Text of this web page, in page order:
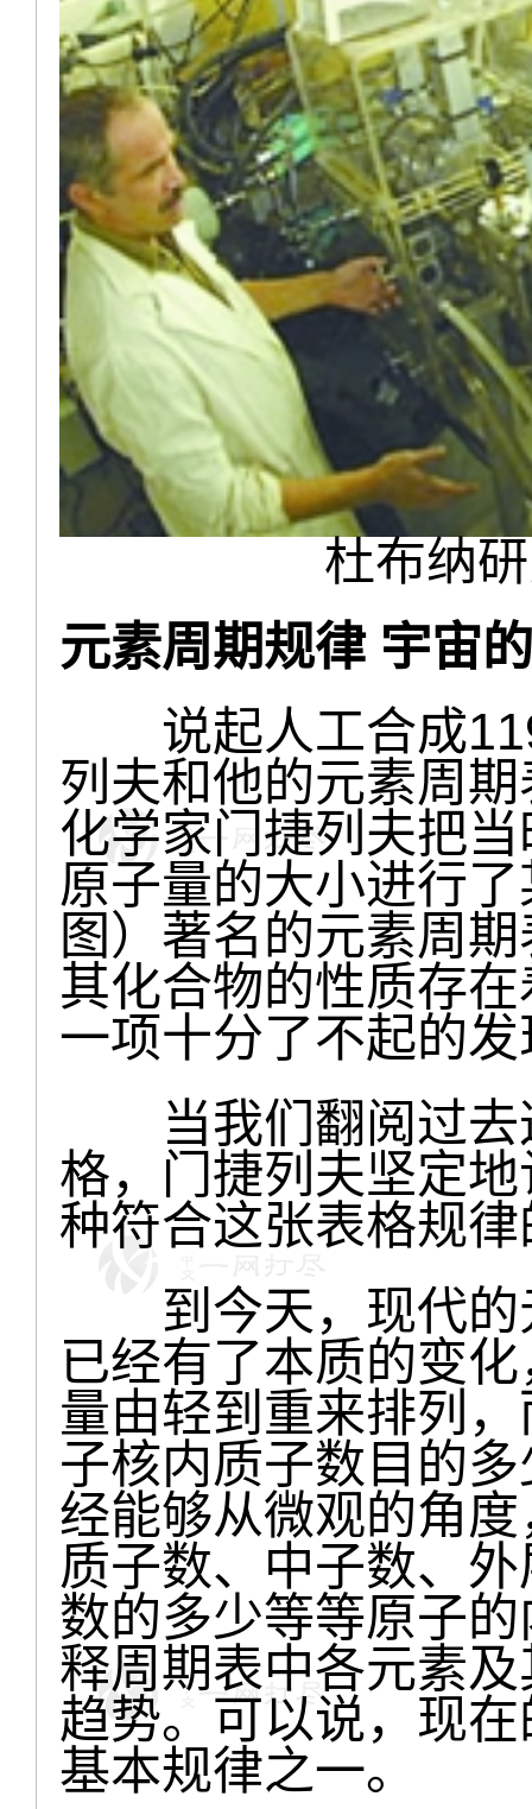
杜布纳
元素周期规律 宇宙
说起人工合成119
列夫和他的元素周
化学家门捷列夫把
原子量的大小进行
图）著名的元素周
其化合物的性质存
一项十分了不起的发
当我们翻阅过去
格，门捷列夫坚定
种符合这张表格规
到今天，现代的
已经有了本质的变
量由轻到重来排列
子核内质子数目的
经能够从微观的角
质子数、中子数、
数的多少等等原子
释周期表中各元素
趋势。可以说，现
基本规律之一。